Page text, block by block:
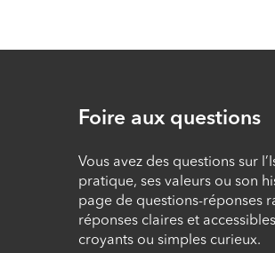
lieux
ÉPISODE
Les
Foire aux questions
Vous avez des questions sur
pratique, ses valeurs ou son
page de questions-réponses
réponses claires et
croyants ou simples curieux.